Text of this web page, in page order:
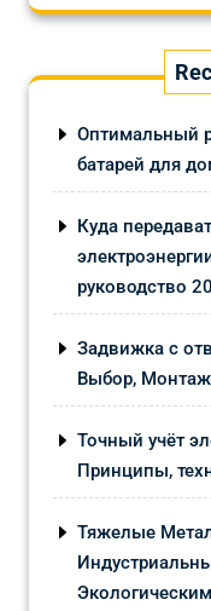
Оптимальный
батарей для
Куда
руководство
Задвижка с
Выбор,
Точный учёт
Принципы,
Тяжелые